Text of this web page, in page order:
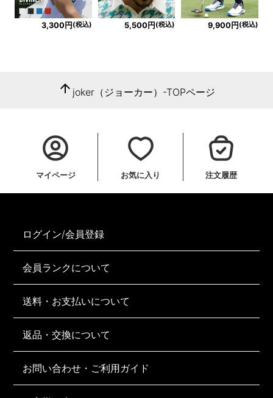
3,300円 (税込) 5,500円 (税込) 9,900円 (税込)
arrow_upward joker（ジョーカー）-TOPページ
マイページ お気に入り 注文履歴
ログイン/会員登録
会員ランクについて
送料・お支払いについて
返品・交換について
お問い合わせ・ご利用ガイド